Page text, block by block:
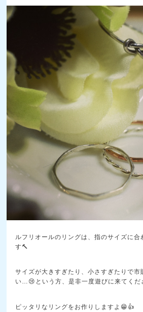
ルフリオールのリングは、指のサイズに合
す🔨
サイズが大きすぎたり、小さすぎたりで市
い…😢という方、是非一度遊びに来てく
ピッタリなリングをお作りしますよ😁👍